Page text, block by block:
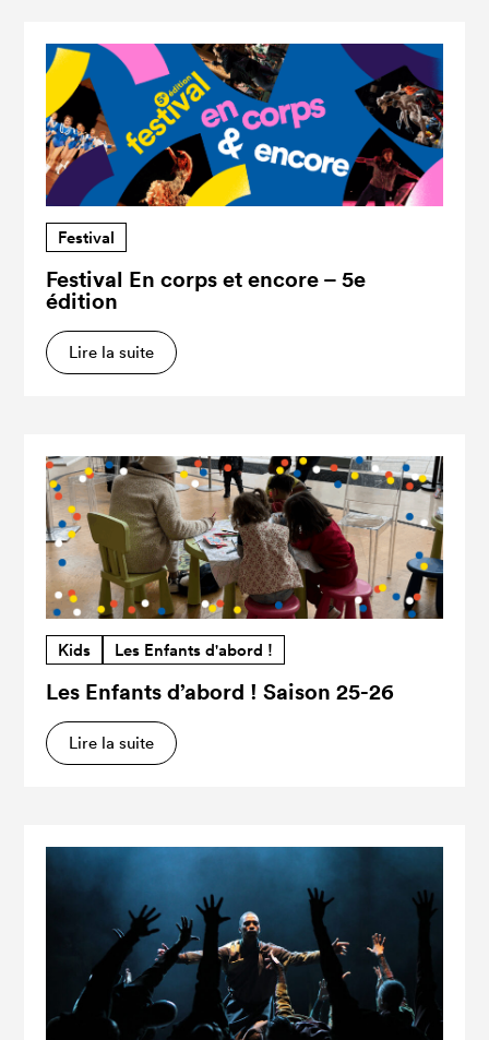
Festival
Festival En corps et encore – 5e
édition
Lire la suite
Kids Les Enfants d'abord !
Les Enfants d’abord ! Saison 25-26
Lire la suite